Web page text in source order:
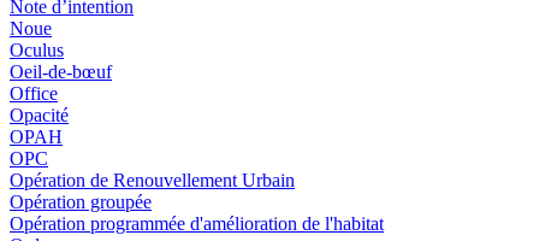
Note d’intention
Noue
Oculus
Oeil-de-bœuf
Office
Opacité
OPAH
OPC
Opération de Renouvellement Urbain
Opération groupée
Opération programmée d'amélioration de l'habitat